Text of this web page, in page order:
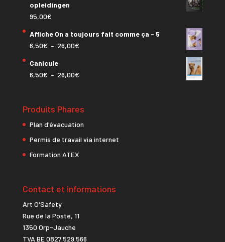
opleidingen
95,00€
Affiche On a toujours fait comme ça - 5
6,50€ – 26,00€Plage
6,50€
Canicule
6,50€ – 26,00€Plage
6,50€
Produits Phares
Plan d'évacuation
Permis de travail via internet
Formation ATEX
Contact et informations
Art O'Safety
Rue de la Poste, 11
1350 Orp-Jauche
TVA BE 0827.529.566